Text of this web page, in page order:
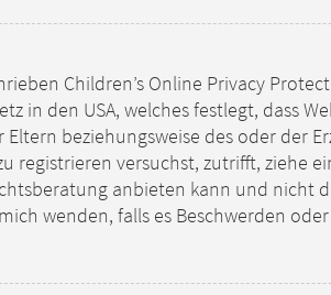
Children’s Online Privacy
in den USA, welches festlegt, dass
beziehungsweise des oder der
registrieren versuchst, zutrifft, ziehe
anbieten kann und nicht
wenden, falls es Beschwerden